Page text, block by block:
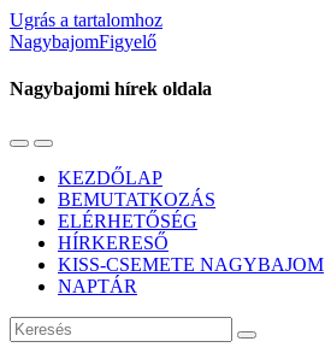
Ugrás a tartalomhoz
NagybajomFigyelő
Nagybajomi hírek oldala
Váltás
mobil
menüre
Használja
keresés
mezőt
KEZDŐLAP
BEMUTATKOZÁS
ELÉRHETŐSÉG
HÍRKERESŐ
KISS-CSEMETE NAGYBAJOM
NAPTÁR
Keresés